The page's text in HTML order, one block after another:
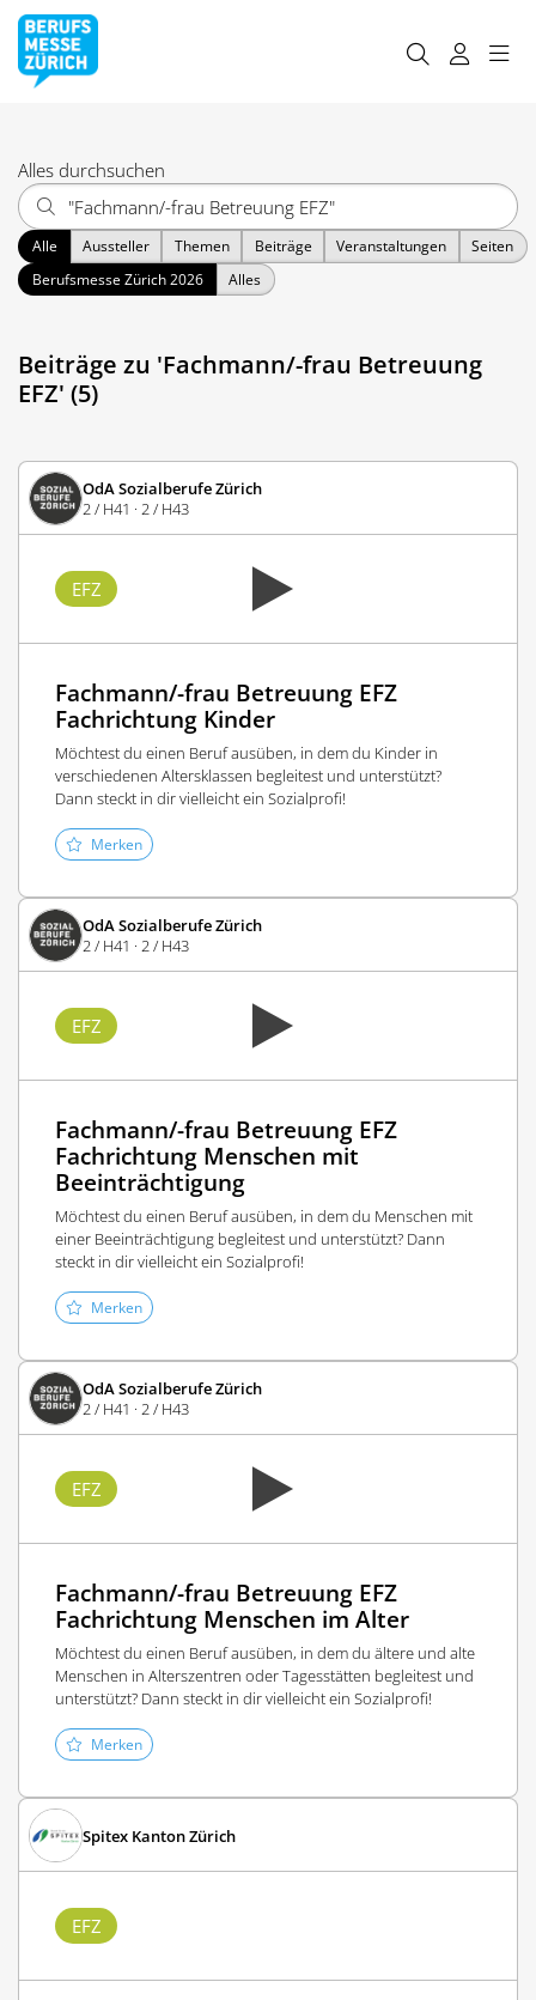
Alles durchsuchen
Alle Aussteller Themen Beiträge Veranstaltungen
Seiten
Berufsmesse Zürich 2026
Alles
Beiträge zu 'Fachmann/-frau Betreuung
EFZ' (5)
OdA Sozialberufe Zürich
2 / H41 · 2 / H43
EFZ
Fachmann/-frau Betreuung EFZ
Fachrichtung Kinder
Möchtest du einen Beruf ausüben, in dem du Kinder in
verschiedenen Altersklassen begleitest und unterstützt?
Dann steckt in dir vielleicht ein Sozialprofi!
Merken
OdA Sozialberufe Zürich
2 / H41 · 2 / H43
EFZ
Fachmann/-frau Betreuung EFZ
Fachrichtung Menschen mit
Beeinträchtigung
Möchtest du einen Beruf ausüben, in dem du Menschen mit
einer Beeinträchtigung begleitest und unterstützt? Dann
steckt in dir vielleicht ein Sozialprofi!
Merken
OdA Sozialberufe Zürich
2 / H41 · 2 / H43
EFZ
Fachmann/-frau Betreuung EFZ
Fachrichtung Menschen im Alter
Möchtest du einen Beruf ausüben, in dem du ältere und alte
Menschen in Alterszentren oder Tagesstätten begleitest und
unterstützt? Dann steckt in dir vielleicht ein Sozialprofi!
Merken
Spitex Kanton Zürich
EFZ